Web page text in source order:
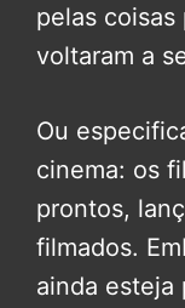
pelas coisas
voltaram a
Ou
cinema: os
prontos,
filmados.
ainda esteja